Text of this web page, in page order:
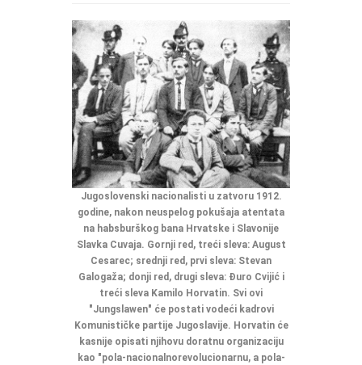
Jugoslovenski nacionalisti u zatvoru 1912.
godine, nakon neuspelog pokušaja atentata
na habsburškog bana Hrvatske i Slavonije
Slavka Cuvaja. Gornji red, treći sleva: August
Cesarec; srednji red, prvi sleva: Stevan
Galogaža; donji red, drugi sleva: Đuro Cvijić i
treći sleva Kamilo Horvatin. Svi ovi
"Jungslawen" će postati vodeći kadrovi
Komunističke partije Jugoslavije. Horvatin će
kasnije opisati njihovu doratnu organizaciju
kao "pola-nacionalnorevolucionarnu, a pola-